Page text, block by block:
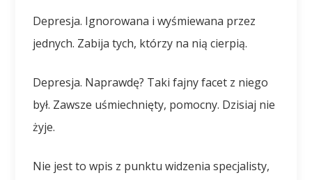
Depresja. Ignorowana i wyśmiewana przez
jednych. Zabija tych, którzy na nią cierpią.
Depresja. Naprawdę? Taki fajny facet z niego
był. Zawsze uśmiechnięty, pomocny. Dzisiaj nie
żyje.
Nie jest to wpis z punktu widzenia specjalisty,